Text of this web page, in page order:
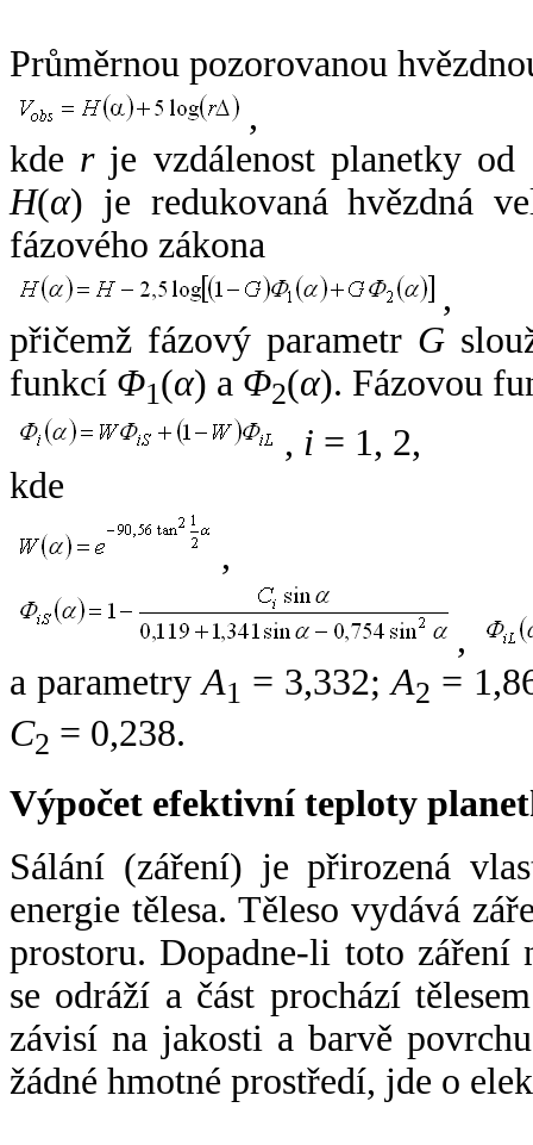
Průměrnou pozorovanou
,
kde rje vzdálenost planetky od
H(α) je redukovaná hvězdná
fázového zákona
,
přičemž fázový parametr G
funkcí Φ1(α) a Φ2(α). Fázovou
, i = 1, 2,
kde
,
,
a parametryA1 = 3,332;A2 =
C2 = 0,238.
Výpočet efektivní teploty
Sálání (záření) je přirozená
energie tělesa. Těleso vydává
prostoru. Dopadne-li toto záření
se odráží a část prochází
závisí na jakosti a barvě
žádné hmotné prostředí, jde o